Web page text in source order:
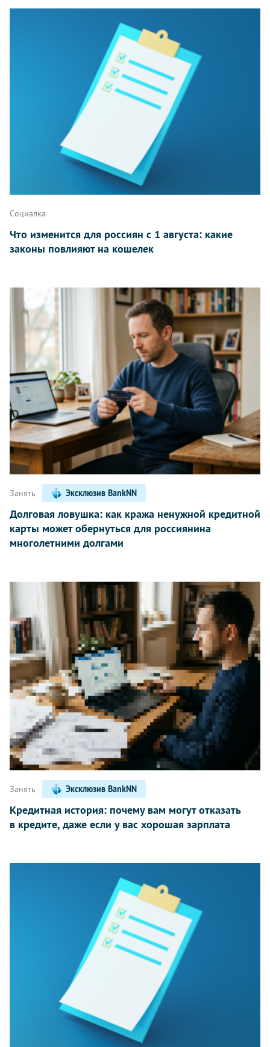
Написать
Социалка
Что изменится для россиян с 1 августа: какие
законы повлияют на кошелек
Занять Эксклюзив BankNN
Долговая ловушка: как кража ненужной кредитной
карты может обернуться для россиянина
многолетними долгами
Занять Эксклюзив BankNN
Кредитная история: почему вам могут отказать
в кредите, даже если у вас хорошая зарплата